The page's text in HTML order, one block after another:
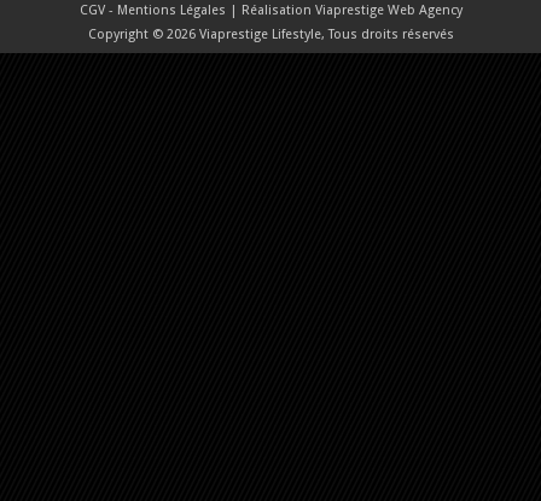
CGV - Mentions Légales | Réalisation Viaprestige Web Agency
Copyright © 2026 Viaprestige Lifestyle, Tous droits réservés